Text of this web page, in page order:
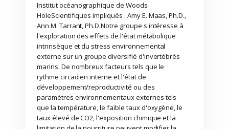
Institut océanographique de Woods
HoleScientifiques impliqués : Amy E. Maas, Ph.D.,
Ann M. Tarrant, Ph.D.Notre groupe s'intéresse à
l'exploration des effets de l'état métabolique
intrinsèque et du stress environnemental
externe sur un groupe diversifié d'invertébrés
marins. De nombreux facteurs tels que le
rythme circadien interne et l'état de
développement/reproductivité ou des
paramètres environnementaux externes tels
que la température, le faible taux d'oxygène, le
taux élevé de CO2, l'exposition chimique et la